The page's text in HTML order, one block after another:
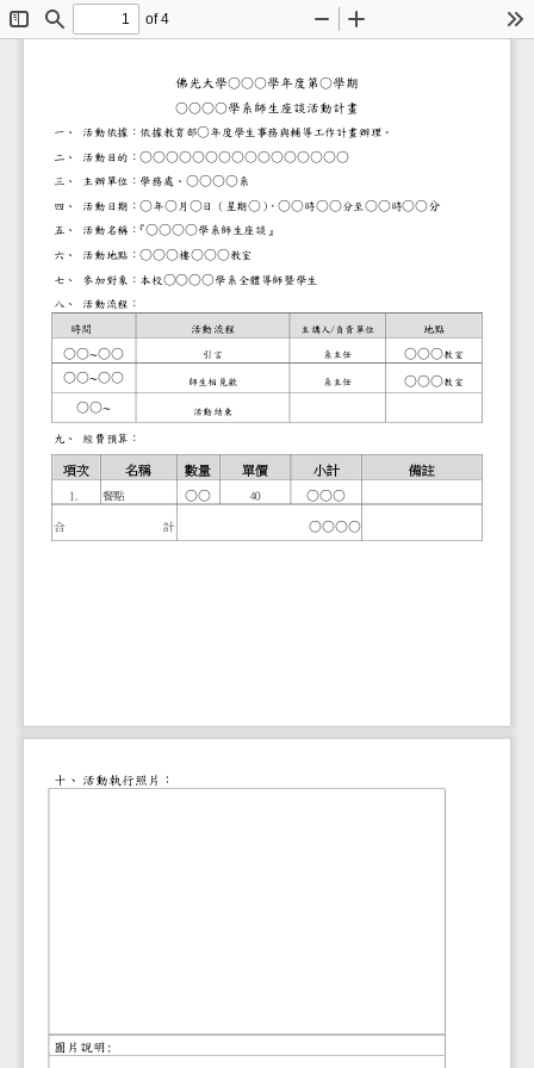
ToggleFind
of 4
Zoom
佛光大學○○○學年度第
○ 學期
○○○○學系師生座談
活動計畫
一、活動依據：依據教育部
○ 年度學生事務與輔導工作計畫辦理。
二、活動目的：○○○○○○○○○○○○○○○○
三、主辦單位：學務處、
○○○○
系
四、活動日期：
○ 年○ 月 ○ 日（星期
○ ），○○
時○○分至○○
時○○分
五、活動名稱：
『○○○○學系師生座談』
六、活動地點：
○○○
樓○○○
教室
七、參加對象：本校
○○○○學系全體導師暨學生
八、活動流程：
時間 活動流程 主講人
/ 負責單位 地點
○○
～○○ 引言 系主任 ○○○
教室
○○
～○○ 師生相見歡 系主任 ○○○
教室
○○
～ 活動結束
九、經費預算：
項次 名稱 數量 單價 小計 備註
1. 餐點 ○○ 40 ○○○
合 計 ○○○○
十、活動執行照片：
圖片說明
: